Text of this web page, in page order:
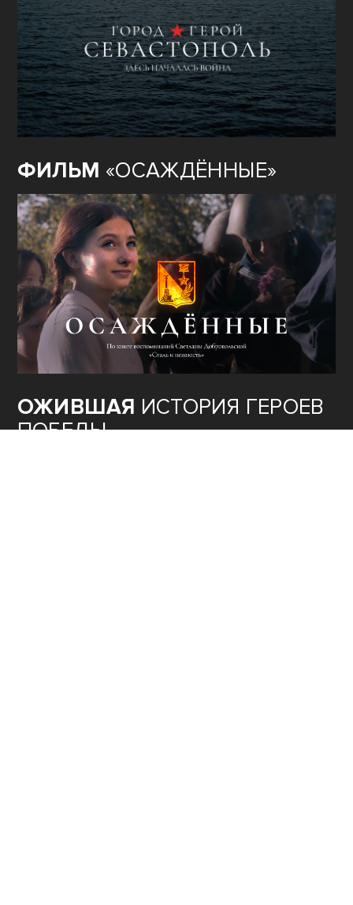
ФИЛЬМ «ОСАЖДЁННЫЕ»
ОЖИВШАЯ ИСТОРИЯ ГЕРОЕВ
ПОБЕДЫ